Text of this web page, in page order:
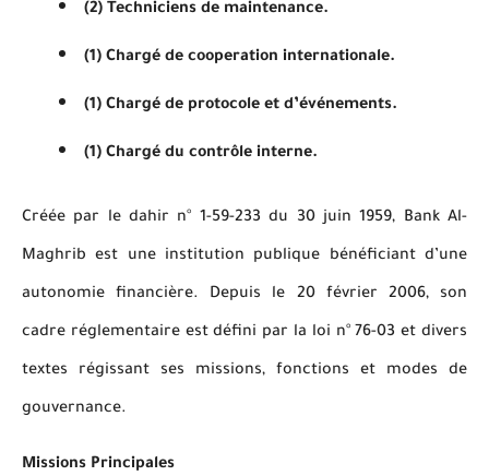
(2) Techniciens de maintenance.
(1) Chargé de cooperation internationale.
(1) Chargé de protocole et d’événements.
(1) Chargé du contrôle interne.
Créée par le dahir n° 1-59-233 du 30 juin 1959, Bank Al-
Maghrib est une institution publique bénéficiant d’une
autonomie financière. Depuis le 20 février 2006, son
cadre réglementaire est défini par la loi n° 76-03 et divers
textes régissant ses missions, fonctions et modes de
gouvernance.
Missions Principales